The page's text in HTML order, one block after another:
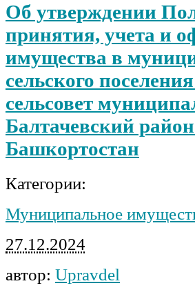
Об утверждении
принятия, учета и
имущества в
сельского
сельсовет
Балтачевский
Башкортостан
Категории:
Муниципальное
27.12.2024
автор: Upravdel